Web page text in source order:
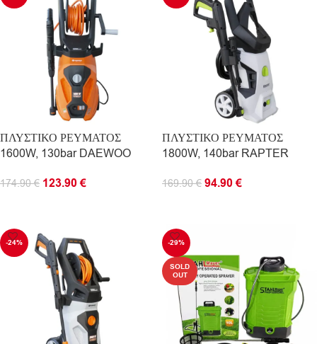
ΠΛΥΣΤΙΚΟ ΡΕΥΜΑΤΟΣ
1600W, 130bar DAEWOO
174.90€ 123.90€
ΠΛΥΣΤΙΚΟ ΡΕΥΜΑΤΟΣ
1800W, 140bar RAPTER
169.90€ 94.90€
-24% -29%
SOLD
OUT